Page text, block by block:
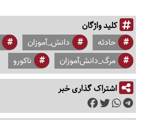
کلید واژگان
حادثه دانش_آموزان
مرگ_دانش‌آموزان
ناکورو
اشتراک گذاری خبر